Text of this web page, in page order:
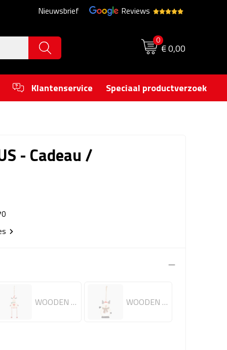
Nieuwsbrief Reviews
0
€ 0,00
Klantenservice Speciaal productverzoek
- Cadeau /
WOODEN ELK WOODEN RUDOLPH